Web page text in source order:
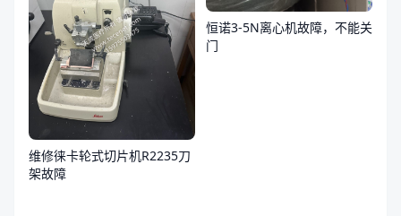
维修徕卡轮式切片机R2235刀
架故障
恒诺3-5N离心机故障，不能关
门